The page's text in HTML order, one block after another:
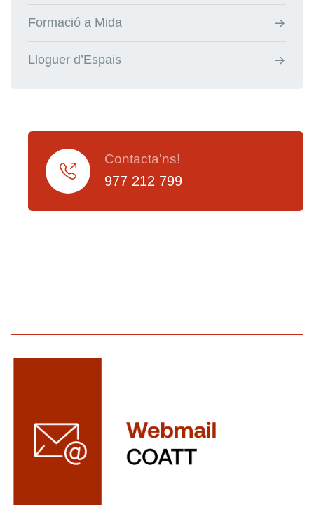
Formació a Mida
Lloguer d’Espais
Contacta'ns!
977 212 799